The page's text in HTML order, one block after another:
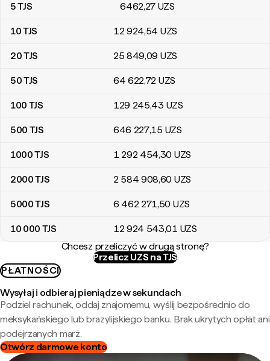
5TJS 6462,27 UZS
10TJS 12 924,54 UZS
20TJS 25 849,09 UZS
50TJS 64 622,72 UZS
100 TJS 129 245,43 UZS
500 TJS 646 227,15 UZS
1000TJS 1 292 454,30 UZS
2000TJS 2 584 908,60 UZS
5000TJS 6 462 271,50 UZS
10 000 TJS 12 924 543,01 UZS
Chcesz przeliczyć w drugą stronę?
Przelicz UZS na TJS
PŁATNOŚCI
Wysyłaj i odbieraj pieniądze w sekundach
Podziel rachunek, oddaj znajomemu, wyślij bezpośrednio do
meksykańskiego lub brazylijskiego banku. Brak ukrytych opłat ani
podejrzanych marż.
Otwórz darmowe konto